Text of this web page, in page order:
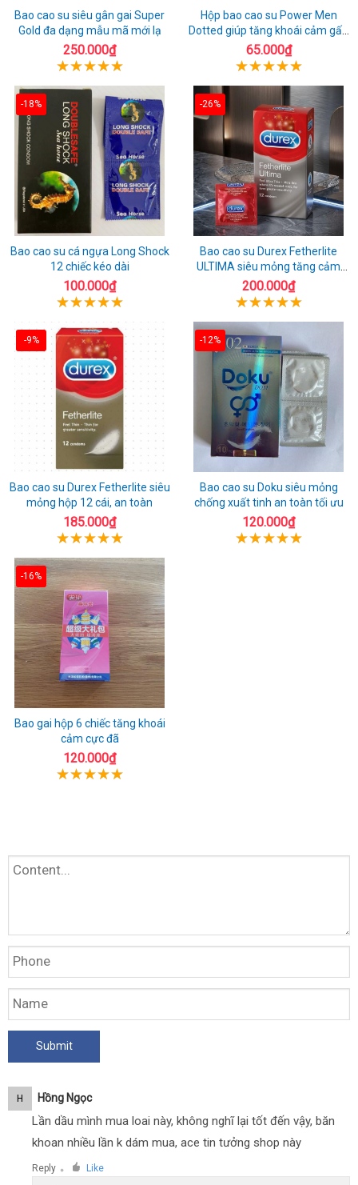
Bao cao su siêu gân gai Super
Gold đa dạng mẫu mã mới lạ
250.000₫
Hộp bao cao su Power Men
Dotted giúp tăng khoái cảm gấp
đôi
65.000₫
-18%
Bao cao su cá ngựa Long Shock
12 chiếc kéo dài
100.000₫
-26%
Bao cao su Durex Fetherlite
ULTIMA siêu mỏng tăng cảm
giác
200.000₫
-9%
Bao cao su Durex Fetherlite siêu
mỏng hộp 12 cái, an toàn
185.000₫
-12%
Bao cao su Doku siêu mỏng
chống xuất tinh an toàn tối ưu
120.000₫
-16%
Bao gai hộp 6 chiếc tăng khoái
cảm cực đã
120.000₫
H Hồng Ngọc
Lần dầu mình mua loai này, không nghĩ lại tốt đến vậy, băn
khoan nhiều lần k dám mua, ace tin tưởng shop này
Reply ● Like